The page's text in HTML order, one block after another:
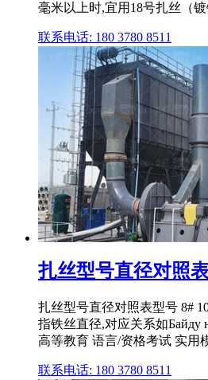
毫米以上时,宜用18号扎丝（
联系电话: 180 3780 8511
扎丝型号直径对照
扎丝型号直径对照表型号 8#
指铁丝直径,对应关系如Байду
高等教育 语言/资格考试 实用
联系电话: 180 3780 8511